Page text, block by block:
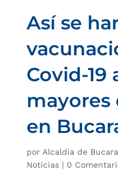
Así se
Covid-19
mayores
en
por Alcaldía de
Noticias| 0